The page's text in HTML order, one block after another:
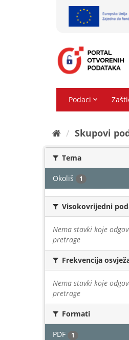
Skupovi
Tema
Okoliš 1
Visokovrijedni
Nema stavki koje
pretrage
Frekvencija
Nema stavki koje
pretrage
Formati
PDF 1